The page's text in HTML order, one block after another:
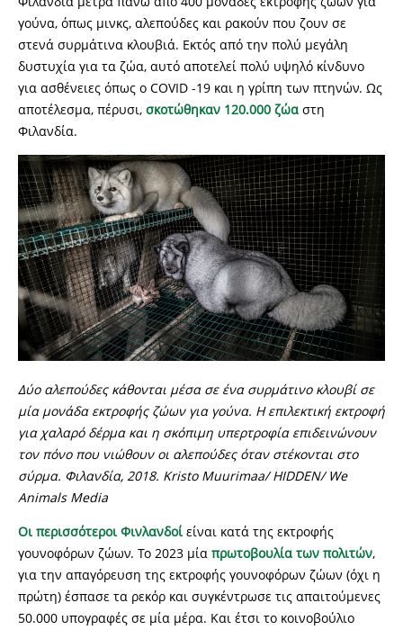
γούνα, όπως μινκς, αλεπούδες και ρακούν που ζουν σε
στενά συρμάτινα κλουβιά. Εκτός από την πολύ μεγάλη
δυστυχία για τα ζώα, αυτό αποτελεί πολύ υψηλό κίνδυνο
για ασθένειες όπως ο COVID -19 και η γρίπη των πτηνών. Ως
αποτέλεσμα, πέρυσι, σκοτώθηκαν 120.000 ζώα στη
Φιλανδία.
Δύο αλεπούδες κάθονται μέσα σε ένα συρμάτινο κλουβί σε
μία μονάδα εκτροφής ζώων για γούνα. Η επιλεκτική εκτροφή
για χαλαρό δέρμα και η σκόπιμη υπερτροφία επιδεινώνουν
τον πόνο που νιώθουν οι αλεπούδες όταν στέκονται στο
σύρμα. Φιλανδία, 2018. Kristo Muurimaa/ HIDDEN/ We
Animals Media
Οι περισσότεροι Φινλανδοί είναι κατά της εκτροφής
γουνοφόρων ζώων. Το 2023 μία πρωτοβουλία των πολιτών,
για την απαγόρευση της εκτροφής γουνοφόρων ζώων (όχι η
πρώτη) έσπασε τα ρεκόρ και συγκέντρωσε τις απαιτούμενες
50.000 υπογραφές σε μία μέρα. Και έτσι το κοινοβούλιο